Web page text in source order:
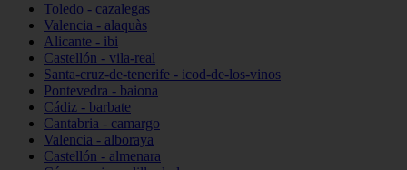
Toledo - cazalegas
Valencia - alaquàs
Alicante - ibi
Castellón - vila-real
Santa-cruz-de-tenerife - icod-de-los-vinos
Pontevedra - baiona
Cádiz - barbate
Cantabria - camargo
Valencia - alboraya
Castellón - almenara